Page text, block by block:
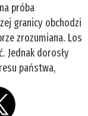
próba
granicy obchodzi
zrozumiana. Los
Jednak dorosły
państwa,